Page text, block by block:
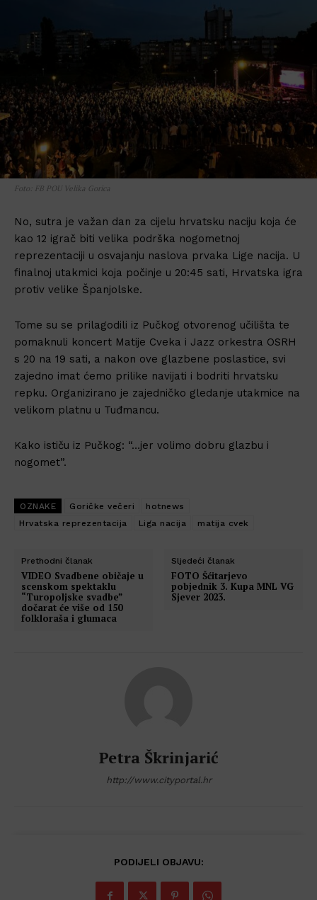
Foto: FB POU Velika Gorica
No, sutra je važan dan za cijelu hrvatsku naciju koja će
kao 12 igrač biti velika podrška nogometnoj
reprezentaciji u osvajanju naslova prvaka Lige nacija. U
finalnoj utakmici koja počinje u 20:45 sati, Hrvatska igra
protiv velike Španjolske.
Tome su se prilagodili iz Pučkog otvorenog učilišta te
pomaknuli koncert Matije Cveka i Jazz orkestra OSRH
s 20 na 19 sati, a nakon ove glazbene poslastice, svi
zajedno imat ćemo prilike navijati i bodriti hrvatsku
repku. Organizirano je zajedničko gledanje utakmice na
velikom platnu u Tuđmancu.
Kako ističu iz Pučkog: “…jer volimo dobru glazbu i
nogomet”.
OZNAKE Goričke večeri
hotnews
Hrvatska reprezentacija
Liga nacija matija cvek
Prethodni članak
VIDEO Svadbene običaje u
scenskom spektaklu
“Turopoljske svadbe”
dočarat će više od 150
folkloraša i glumaca
Sljedeći članak
FOTO Šćitarjevo
pobjednik 3. Kupa MNL VG
Sjever 2023.
Petra Škrinjarić
http://www.cityportal.hr
PODIJELI OBJAVU: